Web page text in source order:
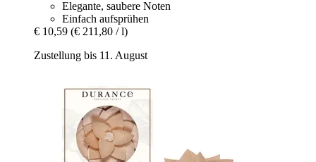
Elegante, saubere Noten
Einfach aufsprühen
€ 10,59 (€ 211,80 / l)
Zustellung bis 11. August